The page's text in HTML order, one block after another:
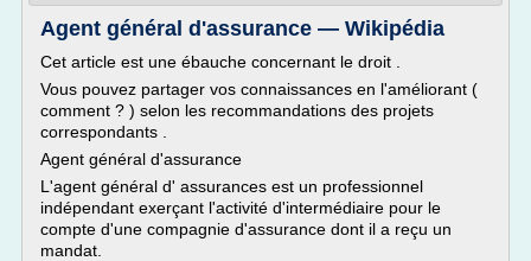
Agent général d'assurance — Wikipédia
Cet article est une ébauche concernant le droit .
Vous pouvez partager vos connaissances en l'améliorant (
comment ? ) selon les recommandations des projets
correspondants .
Agent général d'assurance
L'agent général d' assurances est un professionnel
indépendant exerçant l'activité d'intermédiaire pour le
compte d'une compagnie d'assurance dont il a reçu un
mandat.